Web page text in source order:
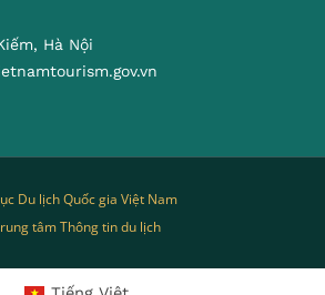
Hà Nội
Du lịch Quốc gia Việt Nam
tâm Thông tin du lịch